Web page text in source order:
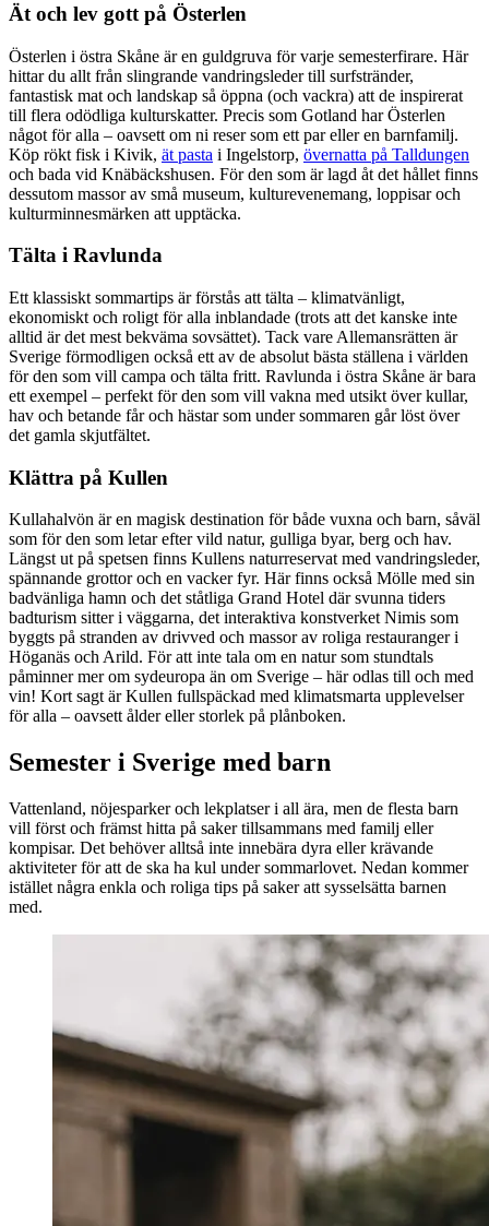
Ät och lev gott på Österlen
Österlen i östra Skåne är en guldgruva för varje semesterfirare. Här
hittar du allt från slingrande vandringsleder till surfstränder,
fantastisk mat och landskap så öppna (och vackra) att de inspirerat
till flera odödliga kulturskatter. Precis som Gotland har Österlen
något för alla – oavsett om ni reser som ett par eller en barnfamilj.
Köp rökt fisk i Kivik, ät pasta i Ingelstorp, övernatta på Talldungen
och bada vid Knäbäckshusen. För den som är lagd åt det hållet finns
dessutom massor av små museum, kulturevenemang, loppisar och
kulturminnesmärken att upptäcka.
Tälta i Ravlunda
Ett klassiskt sommartips är förstås att tälta – klimatvänligt,
ekonomiskt och roligt för alla inblandade (trots att det kanske inte
alltid är det mest bekväma sovsättet). Tack vare Allemansrätten är
Sverige förmodligen också ett av de absolut bästa ställena i världen
för den som vill campa och tälta fritt. Ravlunda i östra Skåne är bara
ett exempel – perfekt för den som vill vakna med utsikt över kullar,
hav och betande får och hästar som under sommaren går löst över
det gamla skjutfältet.
Klättra på Kullen
Kullahalvön är en magisk destination för både vuxna och barn, såväl
som för den som letar efter vild natur, gulliga byar, berg och hav.
Längst ut på spetsen finns Kullens naturreservat med vandringsleder,
spännande grottor och en vacker fyr. Här finns också Mölle med sin
badvänliga hamn och det ståtliga Grand Hotel där svunna tiders
badturism sitter i väggarna, det interaktiva konstverket Nimis som
byggts på stranden av drivved och massor av roliga restauranger i
Höganäs och Arild. För att inte tala om en natur som stundtals
påminner mer om sydeuropa än om Sverige – här odlas till och med
vin! Kort sagt är Kullen fullspäckad med klimatsmarta upplevelser
för alla – oavsett ålder eller storlek på plånboken.
Semester i Sverige med barn
Vattenland, nöjesparker och lekplatser i all ära, men de flesta barn
vill först och främst hitta på saker tillsammans med familj eller
kompisar. Det behöver alltså inte innebära dyra eller krävande
aktiviteter för att de ska ha kul under sommarlovet. Nedan kommer
istället några enkla och roliga tips på saker att sysselsätta barnen
med.